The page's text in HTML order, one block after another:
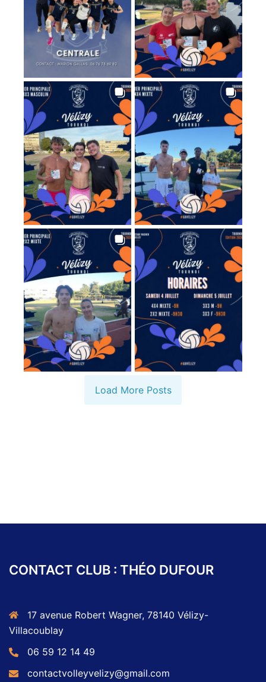
Load More Posts
CONTACT CLUB : THÉO DUFOUR
17 avenue Robert Wagner, 78140 Vélizy-
Villacoublay
06 59 12 14 49
contactvolleyvelizy@gmail.com